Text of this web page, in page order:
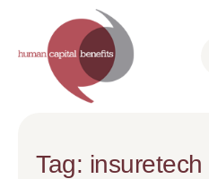
Tag: insuretech